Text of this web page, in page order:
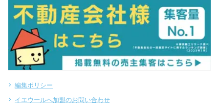
編集ポリシー
イエウールへ加盟のお問い合わせ